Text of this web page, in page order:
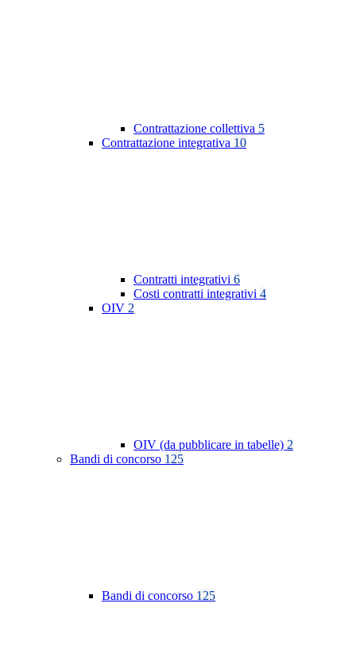
Contrattazione collettiva 5
Contrattazione integrativa 10
Contratti integrativi 6
Costi contratti integrativi 4
OIV 2
OIV (da pubblicare in tabelle) 2
Bandi di concorso 125
Bandi di concorso 125